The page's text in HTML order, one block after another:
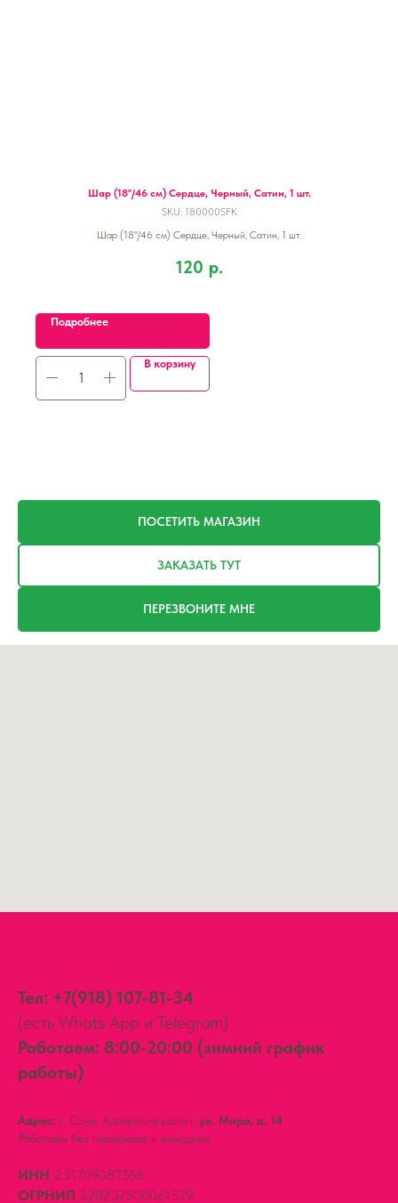
Шар (18''/46 см) Сердце, Черный, Сатин, 1 шт.
SKU: 180000SFK
Шар (18''/46 см) Сердце, Черный, Сатин, 1 шт.
120 р.
Подробнее
В корзину
ПОСЕТИТЬ МАГАЗИН
ЗАКАЗАТЬ ТУТ
ПЕРЕЗВОНИТЕ МНЕ
Тел: +7(918) 107-81-34
(есть Whats App и Telegram)
Работаем: 8:00-20:00 (зимний график
работы)
Адрес: г. Сочи, Адлерский район, ул. Мира, д. 14
Работаем без перерывов и выходных.
ИНН 231709387555
ОГРНИП 320237500061539